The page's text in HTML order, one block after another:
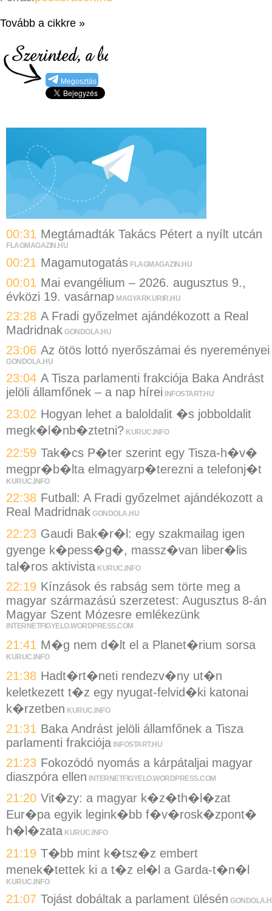
Tovább a cikkre »
Megosztás
00:31 Megtámadták Takács Pétert a nyílt utcán
FLAGMAGAZIN.HU
00:21 Magamutogatás FLAGMAGAZIN.HU
00:01 Mai evangélium – 2026. augusztus 9.,
évközi 19. vasárnap MAGYARKURIR.HU
23:28 A Fradi győzelmet ajándékozott a Real
Madridnak GONDOLA.HU
23:06 Az ötös lottó nyerőszámai és nyereményei
GONDOLA.HU
23:04 A Tisza parlamenti frakciója Baka Andrást
jelöli államfőnek – a nap hírei
INFOSTART.HU
23:02 Hogyan lehet a baloldalit �s jobboldalit
megk�l�nb�ztetni? KURUC.INFO
22:59 Tak�cs P�ter szerint egy Tisza-h�v�
megpr�b�lta elmagyarp�terezni a telefonj�t
KURUC.INFO
22:38 Futball: A Fradi győzelmet ajándékozott a
Real Madridnak GONDOLA.HU
22:23 Gaudi Bak�r�l: egy szakmailag igen
gyenge k�pess�g�, massz�van liber�lis
tal�ros aktivista KURUC.INFO
22:19 Kínzások és rabság sem törte meg a
magyar származású szerzetest: Augusztus 8-án
Magyar Szent Mózesre emlékezünk
INTERNETFIGYELO.WORDPRESS.COM
21:41 M�g nem d�lt el a Planet�rium sorsa
KURUC.INFO
21:38 Hadt�rt�neti rendezv�ny ut�n
keletkezett t�z egy nyugat-felvid�ki katonai
k�rzetben KURUC.INFO
21:31 Baka Andrást jelöli államfőnek a Tisza
parlamenti frakciója INFOSTART.HU
21:23 Fokozódó nyomás a kárpátaljai magyar
diaszpóra ellen INTERNETFIGYELO.WORDPRESS.COM
21:20 Vit�zy: a magyar k�z�th�l�zat
Eur�pa egyik legink�bb f�v�rosk�zpont�
h�l�zata KURUC.INFO
21:19 T�bb mint k�tsz�z embert
menek�tettek ki a t�z el�l a Garda-t�n�l
KURUC.INFO
21:07 Tojást dobáltak a parlament ülésén